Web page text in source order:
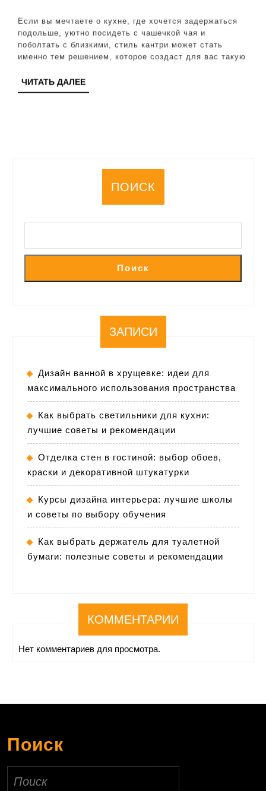
кантри:
создаем
уют
Если вы мечтаете о кухне, где хочется задержаться
подольше, уютно посидеть с чашечкой чая и
поболтать с близкими, стиль кантри может стать
именно тем решением, которое создаст для вас такую
ЧИТАТЬ ДАЛЕЕЧИТАТЬ
ДАЛЕЕ
ПОИСК
Поиск
ЗАПИСИ
Дизайн ванной в хрущевке: идеи для
максимального использования пространства
Как выбрать светильники для кухни:
лучшие советы и рекомендации
Отделка стен в гостиной: выбор обоев,
краски и декоративной штукатурки
Курсы дизайна интерьера: лучшие школы
и советы по выбору обучения
Как выбрать держатель для туалетной
бумаги: полезные советы и рекомендации
КОММЕНТАРИИ
Нет комментариев для просмотра.
Поиск